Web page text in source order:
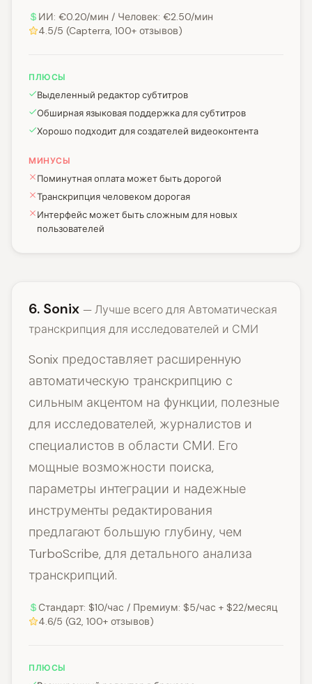
ИИ: €0.20/мин / Человек: €2.50/мин
4.5/5 (Capterra, 100+ отзывов)
ПЛЮСЫ
Выделенный редактор субтитров
Обширная языковая поддержка для субтитров
Хорошо подходит для создателей видеоконтента
МИНУСЫ
Поминутная оплата может быть дорогой
Транскрипция человеком дорогая
Интерфейс может быть сложным для новых
пользователей
6. Sonix — Лучше всего для Автоматическая
транскрипция для исследователей и СМИ
Sonix предоставляет расширенную
автоматическую транскрипцию с
сильным акцентом на функции, полезные
для исследователей, журналистов и
специалистов в области СМИ. Его
мощные возможности поиска,
параметры интеграции и надежные
инструменты редактирования
предлагают большую глубину, чем
TurboScribe, для детального анализа
транскрипций.
Стандарт: $10/час / Премиум: $5/час + $22/месяц
4.6/5 (G2, 100+ отзывов)
ПЛЮСЫ